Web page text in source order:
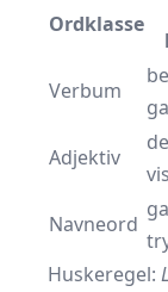
Ordklasse
Verbum
Adjektiv
Navneord
Huske­regel: